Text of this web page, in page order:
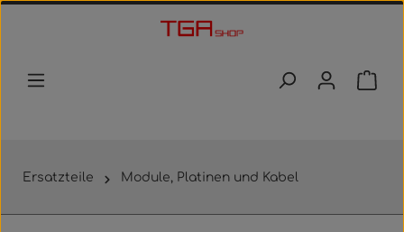
Zum Hauptinhalt springen
Ersatzteile Module, Platinen und Kabel